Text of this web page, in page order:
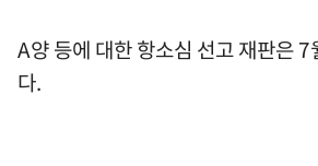
A양 등에 대한 항소심 선고 재판은
다.